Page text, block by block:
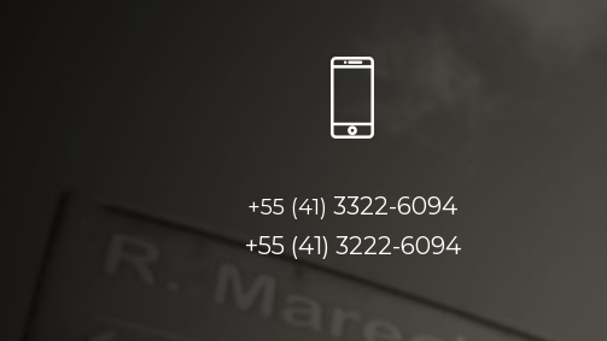
+55 (41) 3322-6094
+55 (41) 3222-6094